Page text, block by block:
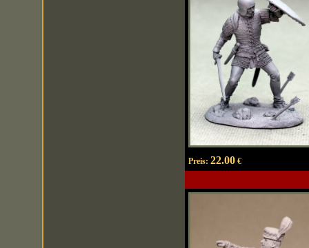
Preis: 22.00€